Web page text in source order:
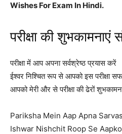
Wishes For Exam In Hindi.
परीक्षा की शुभकामनाएं
परीक्षा में आप अपना सर्वश्रेष्ठ प्रयास करें
ईश्वर निश्चित रूप से आपको इस परीक्षा
आपको मेरी और से परीक्षा की ढेरों
Pariksha Mein Aap Apna
Ishwar Nishchit Roop Se